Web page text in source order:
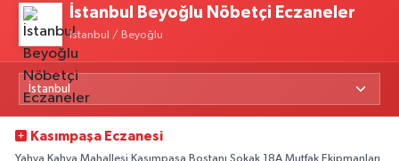
İstanbul Beyoğlu Nöbetçi Eczaneler
İstanbul / Beyoğlu
Kasımpaşa Eczanesi
Yahya Kahya Mahallesi Kasımpaşa Bostanı Sokak 18A Mutfak Ekipmanları